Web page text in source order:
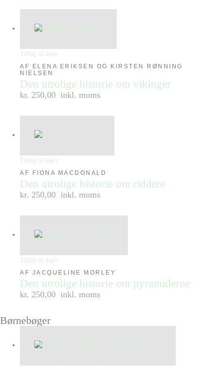
Tilføj til kurv
AF ELENA ERIKSEN OG KIRSTEN RØNNING
NIELSEN
Den utrolige historie om vikinger
kr. 250,00 inkl. moms
Tilføj til kurv
AF FIONA MACDONALD
Den utrolige historie om riddere
kr. 250,00 inkl. moms
Tilføj til kurv
AF JACQUELINE MORLEY
Den utrolige historie om pyramiderne
kr. 250,00 inkl. moms
Børnebøger